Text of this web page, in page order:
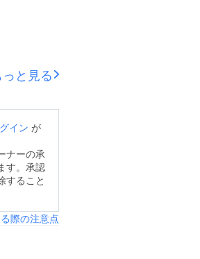
っと見る
イン が
ナーの承
す。承認
すること
際の注意点